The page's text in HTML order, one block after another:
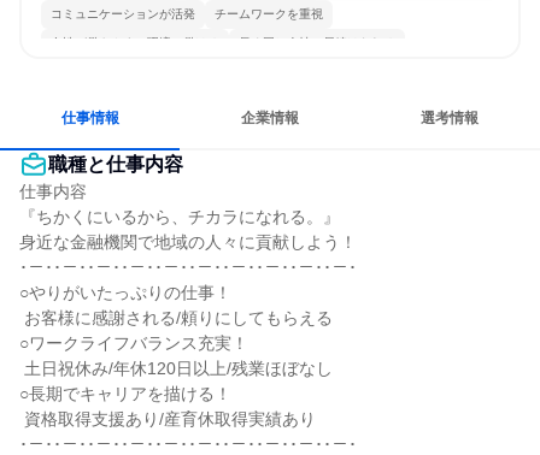
コミュニケーションが活発 チームワークを重視
女性が働きやすい環境で働ける 長く同じ会社に居続けられる
仕事情報 企業情報 選考情報
職種と仕事内容
仕事内容
『ちかくにいるから、チカラになれる。』
身近な金融機関で地域の人々に貢献しよう！
･－･･－･･－･･－･･－･･－･･－･･－･･－･･－･
○やりがいたっぷりの仕事！
○ワークライフバランス充実！
○長期でキャリアを描ける！
･－･･－･･－･･－･･－･･－･･－･･－･･－･･－･